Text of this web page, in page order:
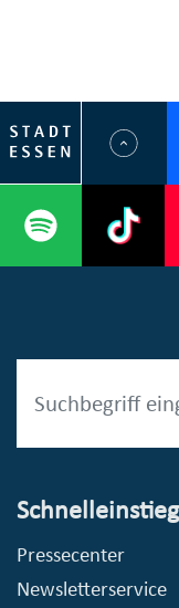
Schnelleinstieg
Pressecenter
Newsletterservice